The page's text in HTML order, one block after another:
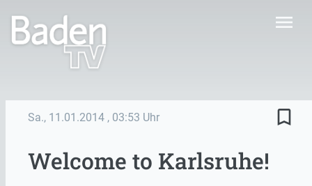
menu
Sa., 11.01.2014 , 03:53 Uhr bookmark_border
Welcome to Karlsruhe!